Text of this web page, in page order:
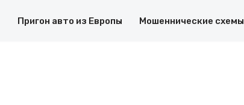
Пригон авто из Европы Мошеннические схемы